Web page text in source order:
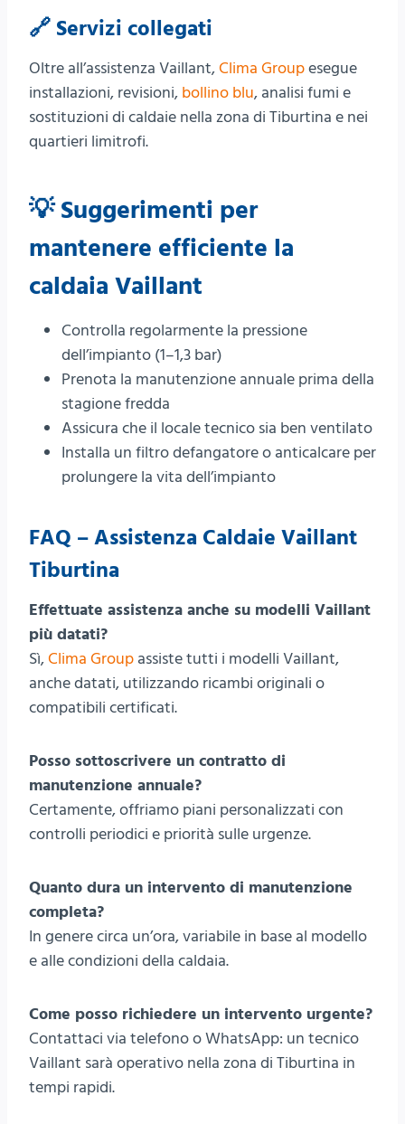
🔗 Servizi collegati
Oltre all’assistenza Vaillant,Clima Groupesegue
installazioni, revisioni, bollino blu, analisi fumi e
sostituzioni di caldaie nella zona di Tiburtina e nei
quartieri limitrofi.
💡 Suggerimenti per
mantenere efficiente la
caldaia Vaillant
Controlla regolarmente la pressione
dell’impianto (1–1,3 bar)
Prenota la manutenzione annuale prima della
stagione fredda
Assicura che il locale tecnico sia ben ventilato
Installa un filtro defangatore o anticalcare per
prolungere la vita dell’impianto
FAQ – Assistenza Caldaie Vaillant
Tiburtina
Effettuate assistenza anche su modelli Vaillant
più datati?
Sì,Clima Group assiste tutti i modelli Vaillant,
anche datati, utilizzando ricambi originali o
compatibili certificati.
Posso sottoscrivere un contratto di
manutenzione annuale?
Certamente, offriamo piani personalizzati con
controlli periodici e priorità sulle urgenze.
Quanto dura un intervento di manutenzione
completa?
In genere circa un’ora, variabile in base al modello
e alle condizioni della caldaia.
Come posso richiedere un intervento urgente?
Contattaci via telefono o WhatsApp: un tecnico
Vaillant sarà operativo nella zona di Tiburtina in
tempi rapidi.